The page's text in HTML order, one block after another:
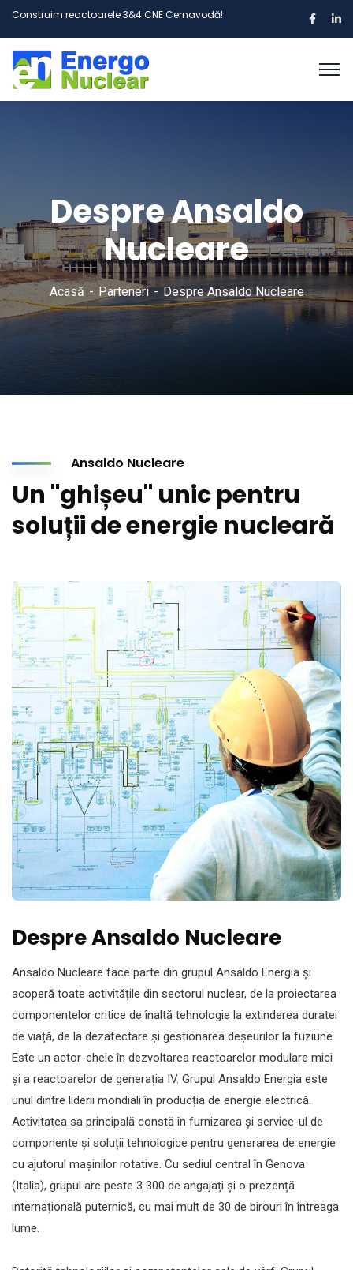
Construim reactoarele 3&4 CNE Cernavodă!
Despre Ansaldo
Nucleare
Acasă Parteneri Despre Ansaldo Nucleare
Ansaldo Nucleare
Un "ghișeu" unic pentru
soluții de energie nucleară
Despre Ansaldo Nucleare
Ansaldo Nucleare face parte din grupul Ansaldo Energia și
acoperă toate activitățile din sectorul nuclear, de la proiectarea
componentelor critice de înaltă tehnologie la extinderea duratei
de viață, de la dezafectare și gestionarea deșeurilor la fuziune.
Este un actor-cheie în dezvoltarea reactoarelor modulare mici
și a reactoarelor de generația IV. Grupul Ansaldo Energia este
unul dintre liderii mondiali în producția de energie electrică.
Activitatea sa principală constă în furnizarea și service-ul de
componente și soluții tehnologice pentru generarea de energie
cu ajutorul mașinilor rotative. Cu sediul central în Genova
(Italia), grupul are peste 3 300 de angajați și o prezență
internațională puternică, cu mai mult de 30 de birouri în întreaga
lume.